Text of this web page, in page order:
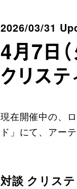
2026/03/31
4月7日
クリス
現在開催中の、
ド」にて、アー
対談 クリス